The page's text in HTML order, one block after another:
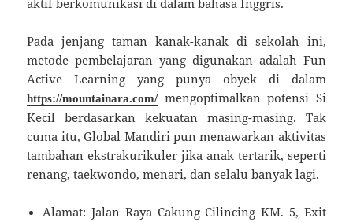
aktif berkomunikasi di dalam bahasa Inggris.
Pada jenjang taman kanak-kanak di sekolah ini,
metode pembelajaran yang digunakan adalah Fun
Active Learning yang punya obyek di dalam
https://mountainara.com/mengoptimalkan potensi Si
Kecil berdasarkan kekuatan masing-masing. Tak
cuma itu, Global Mandiri pun menawarkan aktivitas
tambahan ekstrakurikuler jika anak tertarik, seperti
renang, taekwondo, menari, dan selalu banyak lagi.
Alamat: Jalan Raya Cakung Cilincing KM. 5, Exit